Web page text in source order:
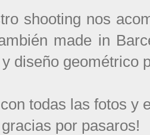
shooting nos
made in
y diseño geométrico
todas las fotos y
por pasaros!